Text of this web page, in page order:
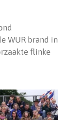
WUR brand in
flinke